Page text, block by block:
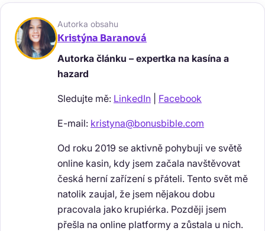
Autorka obsahu
Kristýna Baranová
Autorka článku – expertka na kasína a
hazard
Sledujte mě: LinkedIn Facebook
E-mail: kristyna@bonusbible.com
Od roku 2019 se aktivně pohybuji ve světě
online kasin, kdy jsem začala navštěvovat
česká herní zařízení s přáteli. Tento svět mě
natolik zaujal, že jsem nějakou dobu
pracovala jako krupiérka. Později jsem
přešla na online platformy a zůstala u nich.